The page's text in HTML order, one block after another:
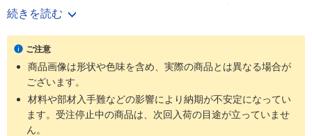
・引張強さについてはステンレスチェーンよりも強いです
【用途】
・ラストップチェーンはほとんどのローラチェーン、ニバイピッチ
等のアタッチメント付チェーンにも適用可能です
・耐環境用として軽い腐食環境にさらされる屋外使用に最適です
続きを読む
ご注意
商品画像は形状や色味を含め、実際の商品とは異なる場合が
ございます。
材料や部材入手難などの影響により納期が不安定になってい
ます。受注停止中の商品は、次回入荷の目途が立っていませ
ん。